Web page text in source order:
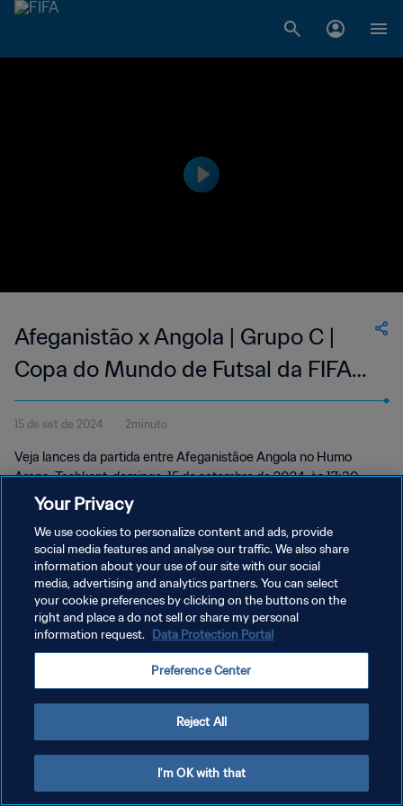
Afeganistão x Angola | Grupo C |
Copa do Mundo de Futsal da FIFA
Uzbequistão 2024™ | Melhores
momentos
15 de set de 2024 2minuto
Veja lances da partida entre Afeganistãoe Angola no Humo
Arena, Tashkent, domingo, 15 de setembro de 2024, às 17:30
(horário local).
POLÍTICA DE PRIVACIDADE
TERMOS DE SERVIÇO
ADMINISTRAR AS PREFERÊNCIAS DE COOKIES
Your Privacy
We use cookies to personalize content and ads, provide
social media features and analyse our traffic. We also share
information about your use of our site with our social
media, advertising and analytics partners. You can select
your cookie preferences by clicking on the buttons on the
right and place a do not sell or share my personal
information request. Data Protection Portal
Preference Center
Reject All
I'm OK with that